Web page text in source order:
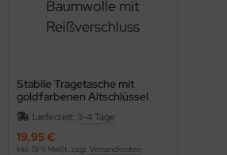
Stabile Tragetasche mit
goldfarbenen Altschlüssel
bestickt, aus naturweißer
Baumwolle mit Reißverschluss
Lieferzeit: 3-4 Tage
19,95 €
inkl. 19 % MwSt. zzgl. Versandkosten